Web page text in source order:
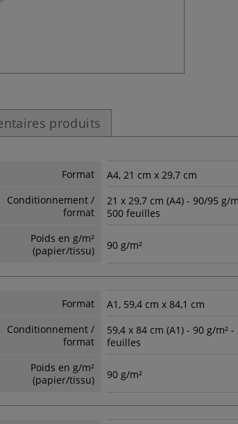
produits
Format
A4, 21 cm x 29,7 cm
Conditionnement /
format
21 x 29,7 cm (A4) - 90/95 g/
500 feuilles
Poids en g/m²
(papier/tissu)
90 g/m²
Format
A1, 59,4 cm x 84,1 cm
Conditionnement /
format
59,4 x 84 cm (A1) - 90 g/m² -
feuilles
Poids en g/m²
(papier/tissu)
90 g/m²